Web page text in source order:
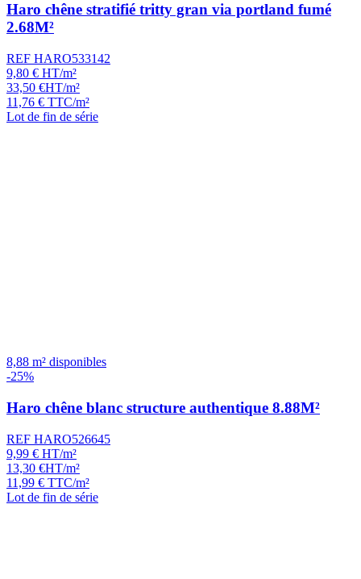
Haro chêne stratifié tritty gran via portland fumé
2.68M²
REF HARO533142
9,80 € HT/m²
33,50 €HT/m²
11,76 € TTC/m²
Lot de fin de série
8,88 m² disponibles
-25%
Haro chêne blanc structure authentique 8.88M²
REF HARO526645
9,99 € HT/m²
13,30 €HT/m²
11,99 € TTC/m²
Lot de fin de série